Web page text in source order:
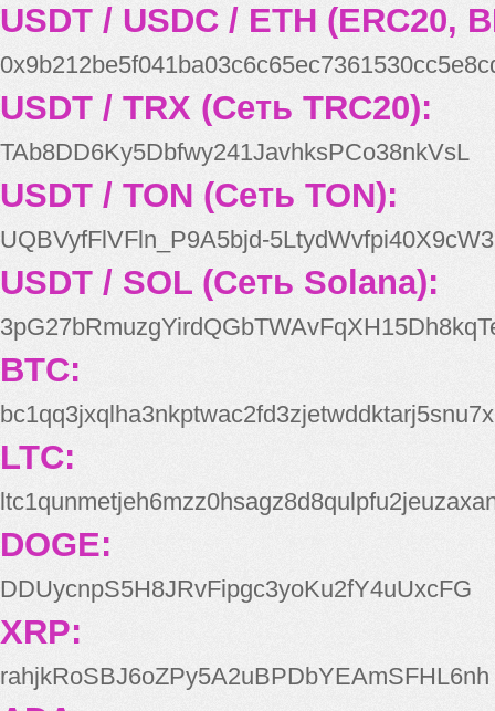
USDT / USDC / ETH (ERC20,
USDT / TRX (Сеть TRC20):
TAb8DD6Ky5Dbfwy241JavhksPCo38nkVsL
USDT / TON (Сеть TON):
UQBVyfFlVFln_P9A5bjd-
USDT / SOL (Сеть Solana):
BTC:
bc1qq3jxqlha3nkptwac2fd3zjetwddktarj5snu7x
LTC:
DOGE:
DDUycnpS5H8JRvFipgc3yoKu2fY4uUxcFG
XRP:
rahjkRoSBJ6oZPy5A2uBPDbYEAmSFHL6nh